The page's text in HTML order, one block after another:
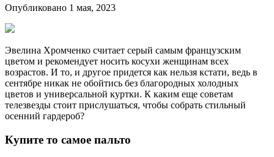
Опубликовано 1 мая, 2023
Эвелина Хромченко считает серый самым французским
цветом и рекомендует носить косухи женщинам всех
возрастов. И то, и другое придется как нельзя кстати, ведь в
сентябре никак не обойтись без благородных холодных
цветов и универсальной куртки. К каким еще советам
телезвезды стоит прислушаться, чтобы собрать стильный
осенний гардероб?
Купите то самое пальто